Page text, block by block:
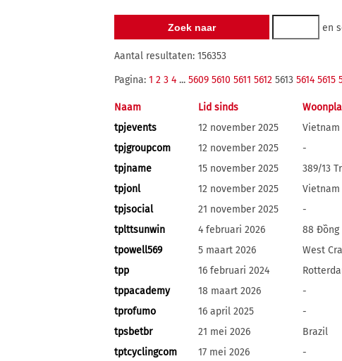
en
Aantal resultaten: 156353
Pagina: 1 2 3 4 ... 5609 5610 5611 5612 5613 5614 5615
Naam Lid sinds
tpjevents
12 november 2025 Vietnam
tpjgroupcom
12 november 2025 -
tpjname
15 november 2025 389/13
tpjonl
12 november 2025 Vietnam
tpjsocial
21 november 2025 -
tplttsunwin
4 februari 2026 88 Đồng
tpowell569
5 maart 2026 West
tpp
16 februari 2024
tppacademy
18 maart 2026 -
tprofumo
16 april 2025 -
tpsbetbr
21 mei 2026 Brazil
tptcyclingcom
17 mei 2026 -